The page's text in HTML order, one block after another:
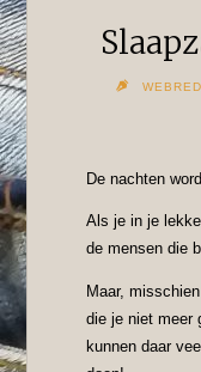
De nachten
Als je in je
de mensen die
Maar,
die je niet meer
kunnen daar